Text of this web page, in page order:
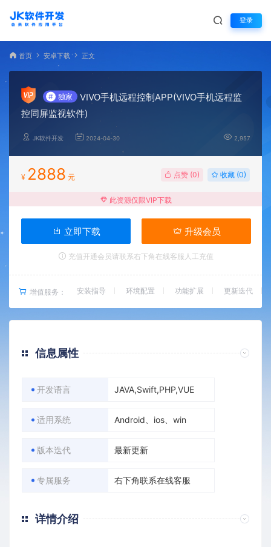
登录
首页 安卓下载 正文
# 独家
VIVO手机远程控制APP(VIVO手机远程监
控同屏监视软件)
JK软件开发 2024-04-30 2,957
¥ 2888 元 点赞 (0) 收藏 (0)
此资源仅限VIP下载
立即下载 升级会员
充值开通会员请联系右下角在线客服人工充值
增值服务： 安装指导 环境配置 功能扩展 更新迭代
信息属性
开发语言 JAVA,Swift,PHP,VUE
适用系统 Android、ios、win
版本迭代 最新更新
专属服务 右下角联系在线客服
详情介绍